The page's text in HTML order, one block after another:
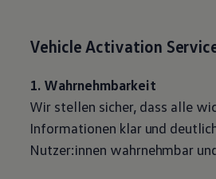
Vehicle Activation
1. Wahrnehmbarkeit
Wir stellen sicher, dass alle
Informationen klar und
Nutzer:innen wahrnehmbar